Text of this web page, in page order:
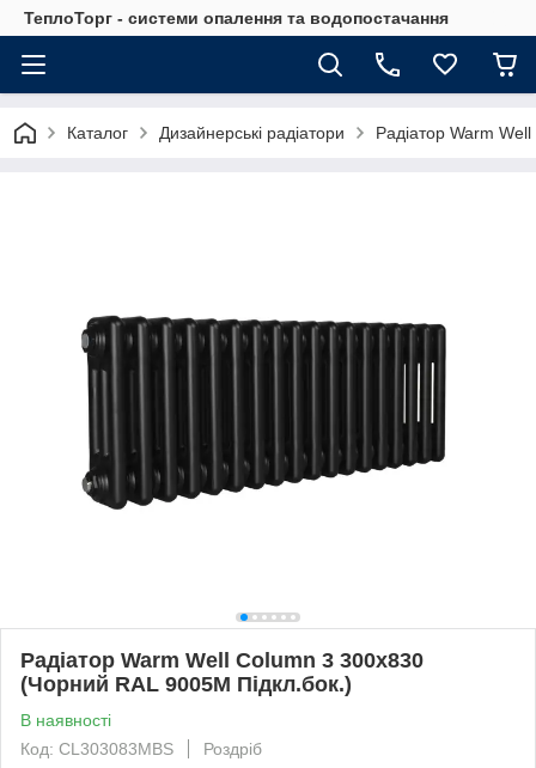
ТеплоТорг - системи опалення та водопостачання
Каталог Дизайнерські радіатори Радіатор Warm
Радіатор Warm Well Column 3 300x830
(Чорний RAL 9005M Підкл.бок.)
В наявності
Код: CL303083MBS
Роздріб